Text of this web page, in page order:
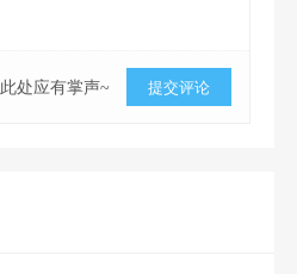
此处应有掌声~ 提交评论